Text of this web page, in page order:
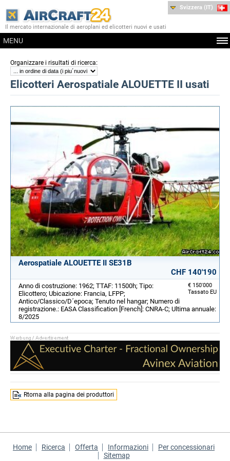
Il mercato internazionale di aeroplani ed elicotteri nuovi e usati
MENU
Svizzera (IT)
Organizzare i risultati di ricerca:
Elicotteri Aerospatiale ALOUETTE II usati
Aerospatiale ALOUETTE II SE31B
CHF 140'190
€ 150'000
Tassato EU
Anno di costruzione: 1962; TTAF: 11500h; Tipo:
Elicottero; Ubicazione: Francia, LFPP;
Antico/Classico/D´epoca; Tenuto nel hangar; Numero di
registrazione.: EASA Classification [French]: CNRA-C; Ultima annuale:
8/2025
Rtorna alla pagina dei produttori
Home Ricerca Offerta Informazioni
Per concessionari
Sitemap